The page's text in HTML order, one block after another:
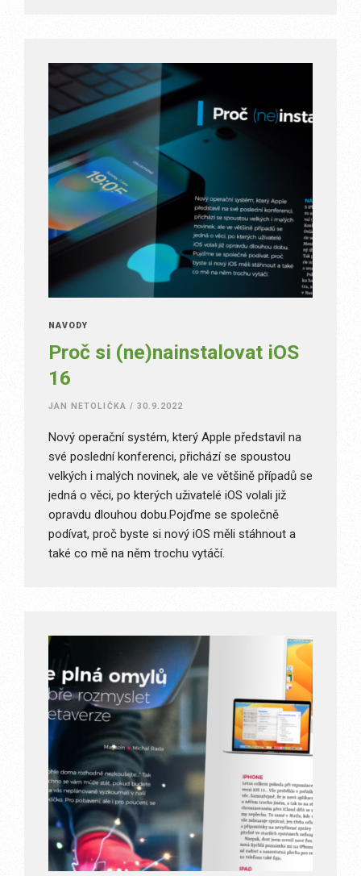
NÁVODY
Proč si (ne)nainstalovat iOS
16
JAN NETOLIČKA / 30.9.2022
Nový operační systém, který Apple představil na
své poslední konferenci, přichází se spoustou
velkých i malých novinek, ale ve většině případů se
jedná o věci, po kterých uživatelé iOS volali již
opravdu dlouhou dobu.Pojďme se společně
podívat, proč byste si nový iOS měli stáhnout a
také co mě na něm trochu vytáčí.